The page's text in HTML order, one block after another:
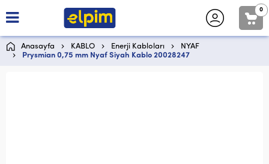
0
Anasayfa KABLO Enerji Kabloları
NYAF
Prysmian 0,75 mm Nyaf Siyah Kablo 20028247